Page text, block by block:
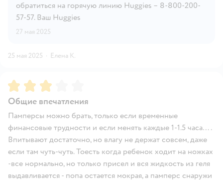
обратиться на горячую линию Huggies – 8-800-200-
57-57. Ваш Huggies
27 мая 2025
25 мая 2025 · Елена К.
Рейтинг:3
Общие впечатления
Памперсы можно брать, только если временные
финансовые трудности и если менять каждые 1-1.5 часа….
Впитывают достаточно, но влагу не держат совсем, даже
если там чуть-чуть. Тоесть когда ребенок ходит на ножках
-все нормально, но только присел и вся жидкость из геля
выдавливается - попа остается мокрая, а памперс снаружи